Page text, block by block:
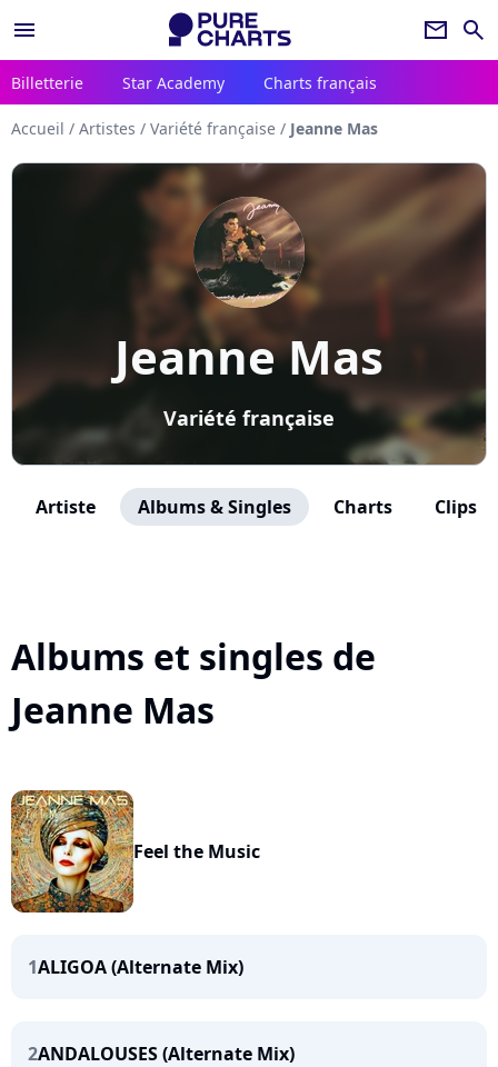
menu newsletter search
Billetterie Star Academy Charts français
Accueil / Artistes / Variété française / Jeanne Mas
Jeanne Mas
Variété française
Artiste Albums & Singles Charts Clips
Albums et singles de
Jeanne Mas
Feel the Music
1ALIGOA (Alternate Mix)
2ANDALOUSES (Alternate Mix)